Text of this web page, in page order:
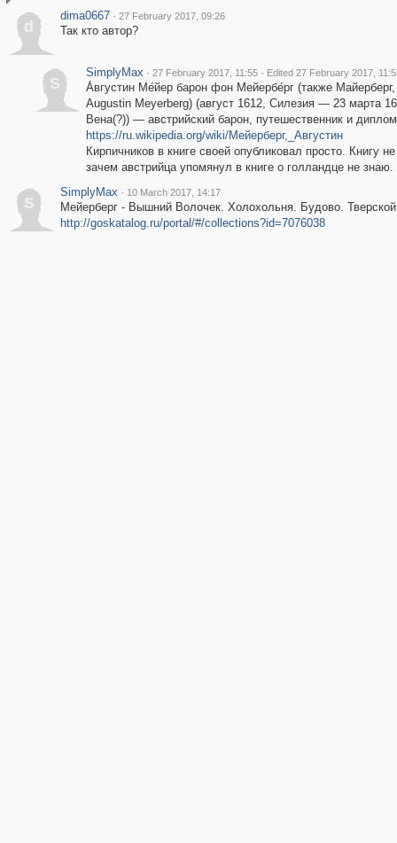
d
dima0667 · 27 February 2017, 09:26
Так кто автор?
S
SimplyMax · 27 February 2017, 11:55 · Edited 27 February 2017,
А́вгустин Ме́йер барон фон Мейербе́рг (также
Augustin Meyerberg) (август 1612, Силезия — 23 марта
Вена(?)) — австрийский барон, путешественник и
https://ru.wikipedia.org/wiki/Мейерберг,_Августин
Кирпичников в книге своей опубликовал просто. Книгу
зачем австрийца упомянул в книге о голландце не знаю.
S
SimplyMax · 10 March 2017, 14:17
Мейерберг - Вышний Волочек. Холохольня. Будово. Тверской
http://goskatalog.ru/portal/#/collections?id=7076038